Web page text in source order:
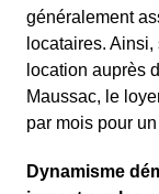
généralement
locataires.
location auprès
Maussac, le
par mois pour
Dynamisme